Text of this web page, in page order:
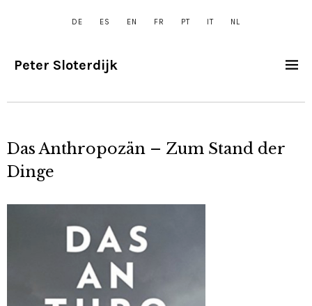
DE ES EN FR PT IT NL
Peter Sloterdijk
Das Anthropozän – Zum Stand der
Dinge